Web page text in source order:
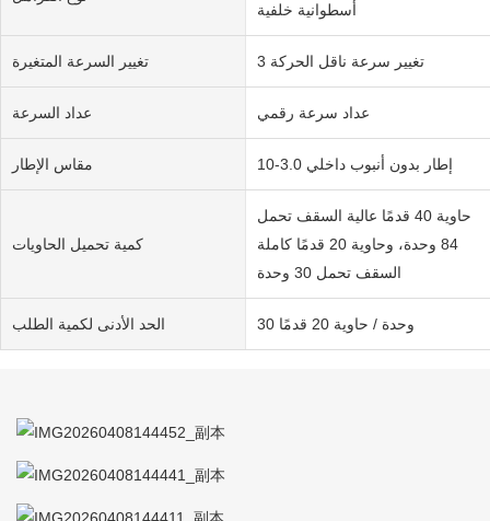
أسطوانية خلفية
تغيير السرعة المتغيرة تغيير سرعة ناقل الحركة 3
عداد السرعة عداد سرعة رقمي
مقاس الإطار إطار بدون أنبوب داخلي 3.0-10
كمية تحميل الحاويات
حاوية 40 قدمًا عالية السقف تحمل
84 وحدة، وحاوية 20 قدمًا كاملة
السقف تحمل 30 وحدة
الحد الأدنى لكمية الطلب 30 وحدة / حاوية 20 قدمًا